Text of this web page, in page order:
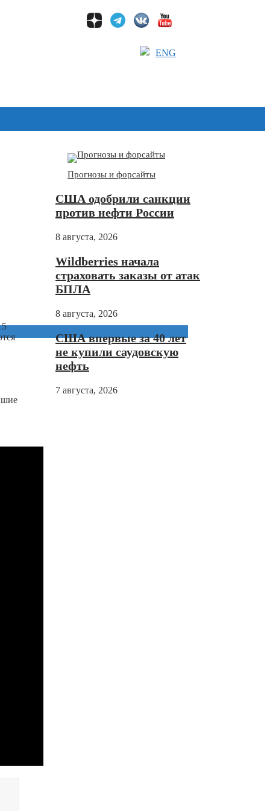
ENG
Прогнозы и форсайты
США одобрили санкции
против нефти России
8 августа, 2026
Wildberries начала
страховать заказы от атак
БПЛА
8 августа, 2026
США впервые за 40 лет
не купили саудовскую
нефть
7 августа, 2026